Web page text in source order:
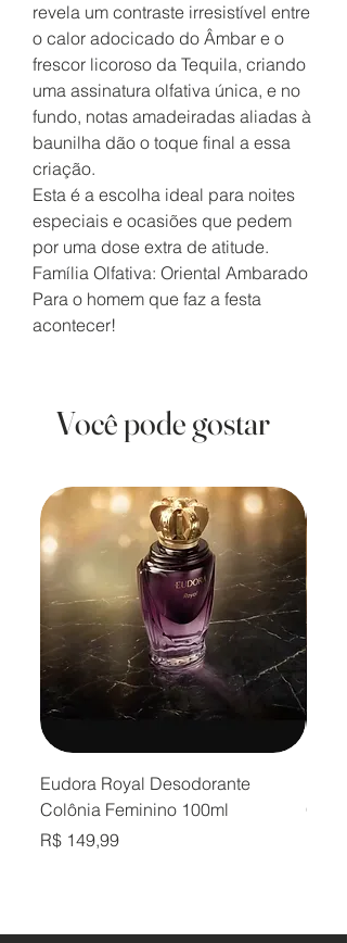
revela um contraste irresistível entre
o calor adocicado do Âmbar e o
frescor licoroso da Tequila, criando
uma assinatura olfativa única, e no
fundo, notas amadeiradas aliadas à
baunilha dão o toque final a essa
criação.
Esta é a escolha ideal para noites
especiais e ocasiões que pedem
por uma dose extra de atitude.
Família Olfativa: Oriental Ambarado
Para o homem que faz a festa
acontecer!
Você pode gostar
Eudora Royal Desodorante
Colônia Feminino 100ml
Preço
R$ 149,99